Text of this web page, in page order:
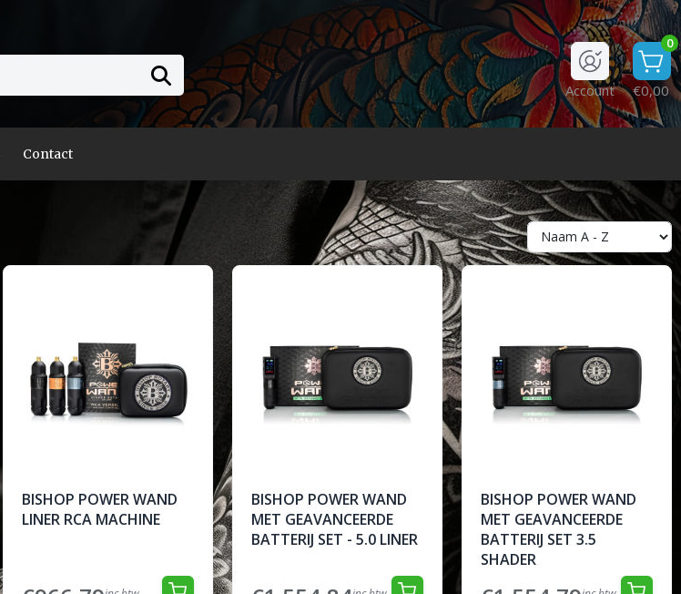
0
€0,00
Account
Contact
BISHOP POWER WAND
LINER RCA MACHINE
BISHOP POWER WAND
MET GEAVANCEERDE
BATTERIJ SET - 5.0 LINER
BISHOP POWER WAND
MET GEAVANCEERDE
BATTERIJ SET 3.5
SHADER